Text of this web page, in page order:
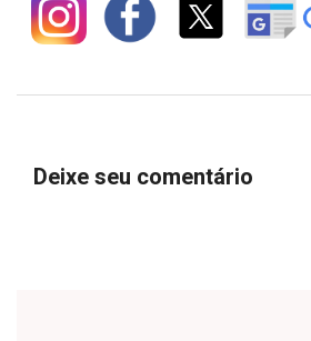
Deixe seu comentário